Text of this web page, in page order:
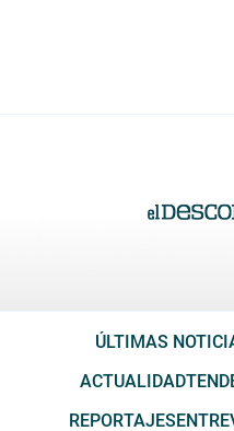
ÚLTIMAS
ACTUALIDAD
REPORTAJES